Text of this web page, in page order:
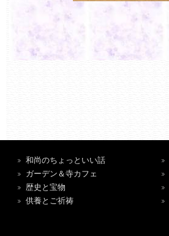
和尚のちょっといい話
ガーデン＆寺カフェ
歴史と宝物
供養とご祈祷